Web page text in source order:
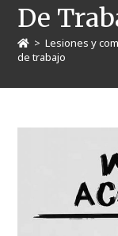
De
> Lesiones y
de trabajo